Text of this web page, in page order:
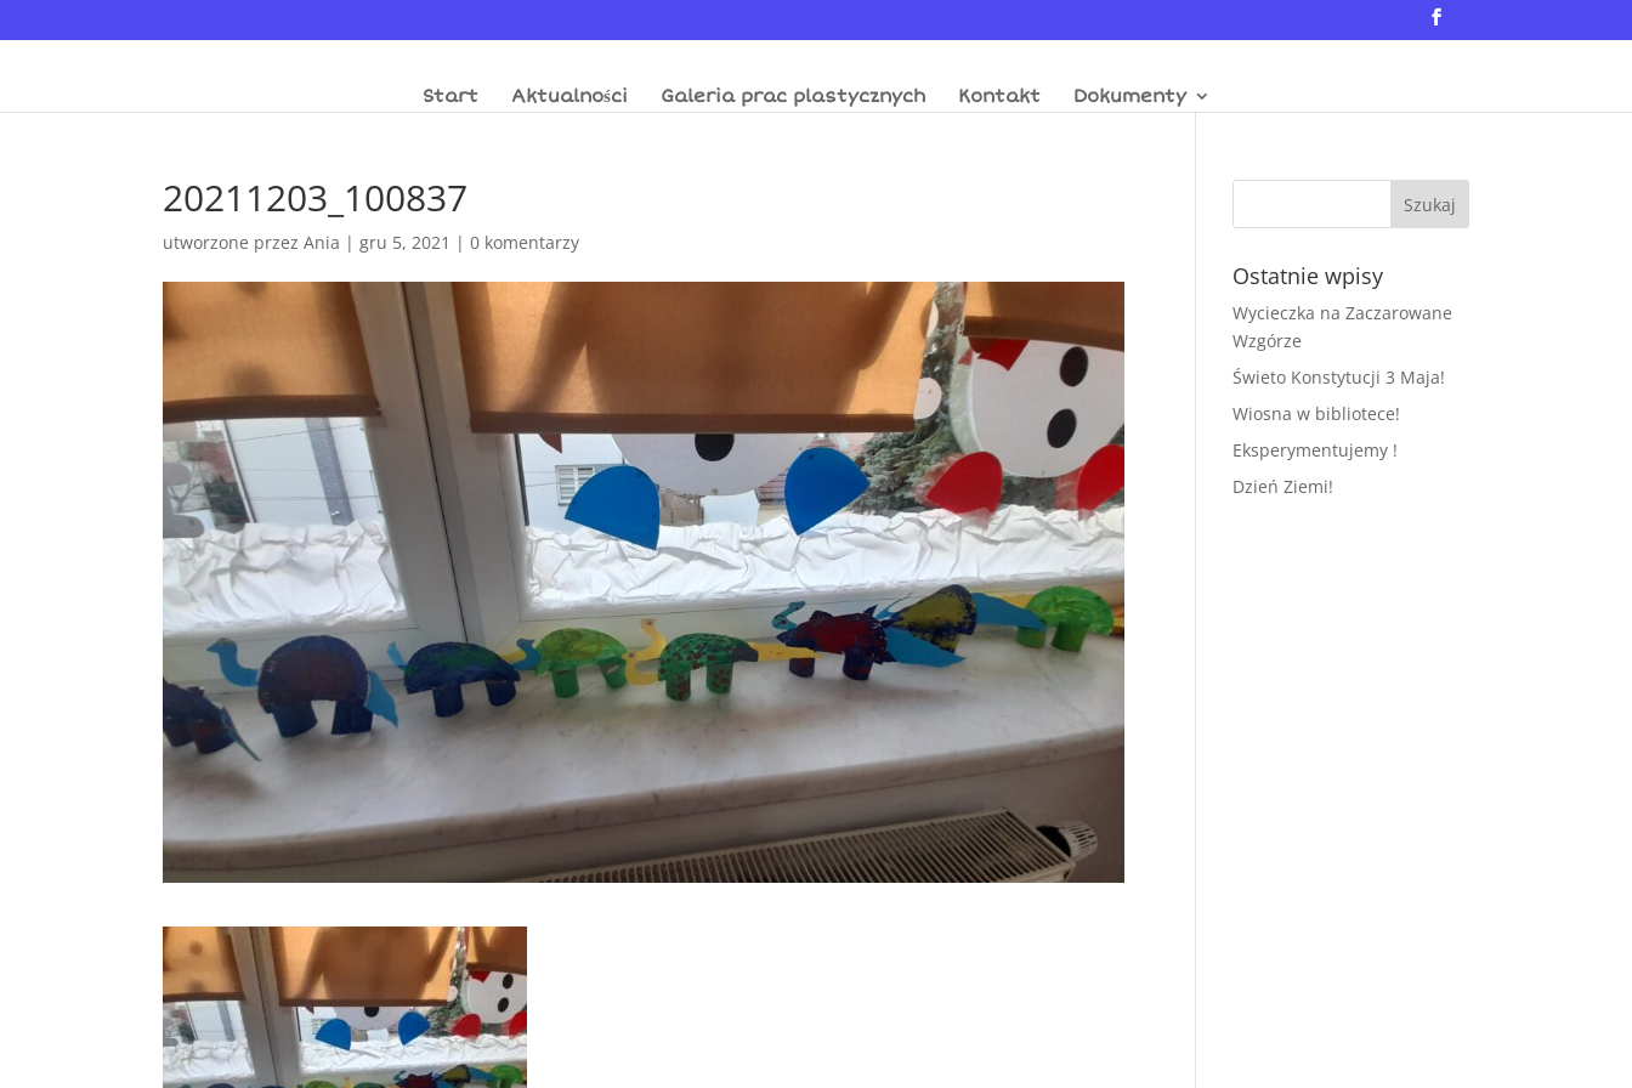
Start Aktualności Galeria prac plastycznych Kontakt Dokumenty
20211203_100837
utworzone przezAnia |gru 5, 2021 |0 komentarzy
Ostatnie wpisy
Wycieczka na Zaczarowane
Wzgórze
Świeto Konstytucji 3 Maja!
Wiosna w bibliotece!
Eksperymentujemy !
Dzień Ziemi!